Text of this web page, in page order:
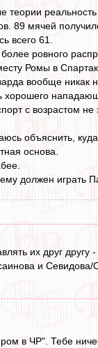
теории
89 мячей
всего 61.
ровного
Ромы в
вообще никак
хорошего
с возрастом не
объяснить,
основа.
должен играть
их друг другу
и
в ЧР". Тебе